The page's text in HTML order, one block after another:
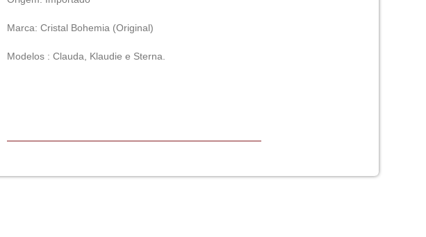
Marca: Cristal Bohemia (Original)
Modelos : Clauda, Klaudie e Sterna.